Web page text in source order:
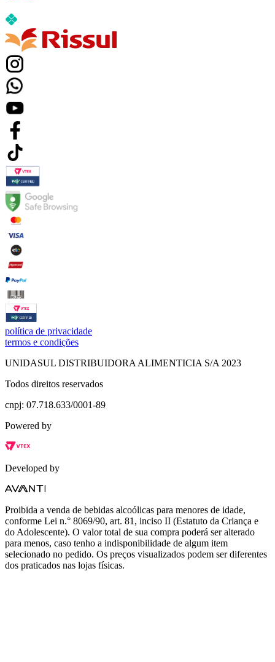
política de privacidade
termos e condições
UNIDASUL DISTRIBUIDORA ALIMENTICIA S/A 2023
Todos direitos reservados
cnpj: 07.718.633/0001-89
Powered by
Developed by
Proibida a venda de bebidas alcoólicas para menores de idade,
conforme Lei n.° 8069/90, art. 81, inciso II (Estatuto da Criança e
do Adolescente). O valor total de sua compra poderá ser alterado
para menos, caso tenho a indisponibilidade de algum item
selecionado no pedido. Os preços visualizados podem ser diferentes
dos praticados nas lojas físicas.